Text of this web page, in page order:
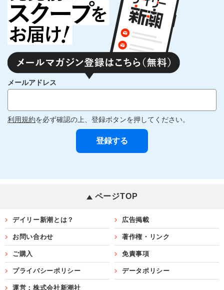
メールアドレス
利用規約を必ず確認の上、登録ボタンを押してください。
ページTOP
デイリー新潮とは？ 広告掲載
お問い合わせ 著作権・リンク
ご購入 免責事項
プライバシーポリシー データポリシー
運営：株式会社新潮社